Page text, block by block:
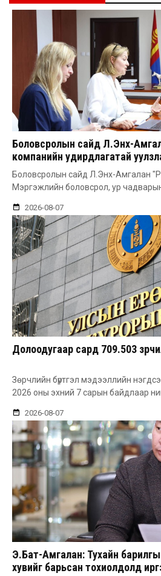
Боловсролын сайд Л.Энх-
компанийн удирдлагатай
Боловсролын сайд Л.Энх-Амгалан
Мэргэжлийн боловсрол, ур
2026-08-07
Долоодугаар сард 709.503
Зөрчлийн бүртгэл мэдээллийн
2026 оны эхний 7 сарын байдлаар
2026-08-07
Э.Бат-Амгалан: Тухайн
хувийг барьсан тохиолдолд